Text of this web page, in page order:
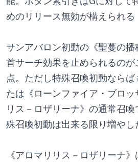
めのリリース無効が構えられる
サンアバロン初動の《聖蔓の
首サーチ効果を止められるの
点。ただし特殊召喚初動なら
たは《ローンファイア・ブロッ
リス－ロザリーナ》の通常召
殊召喚初動は出来る限り増やし
《アロマリリス－ロザリーナ